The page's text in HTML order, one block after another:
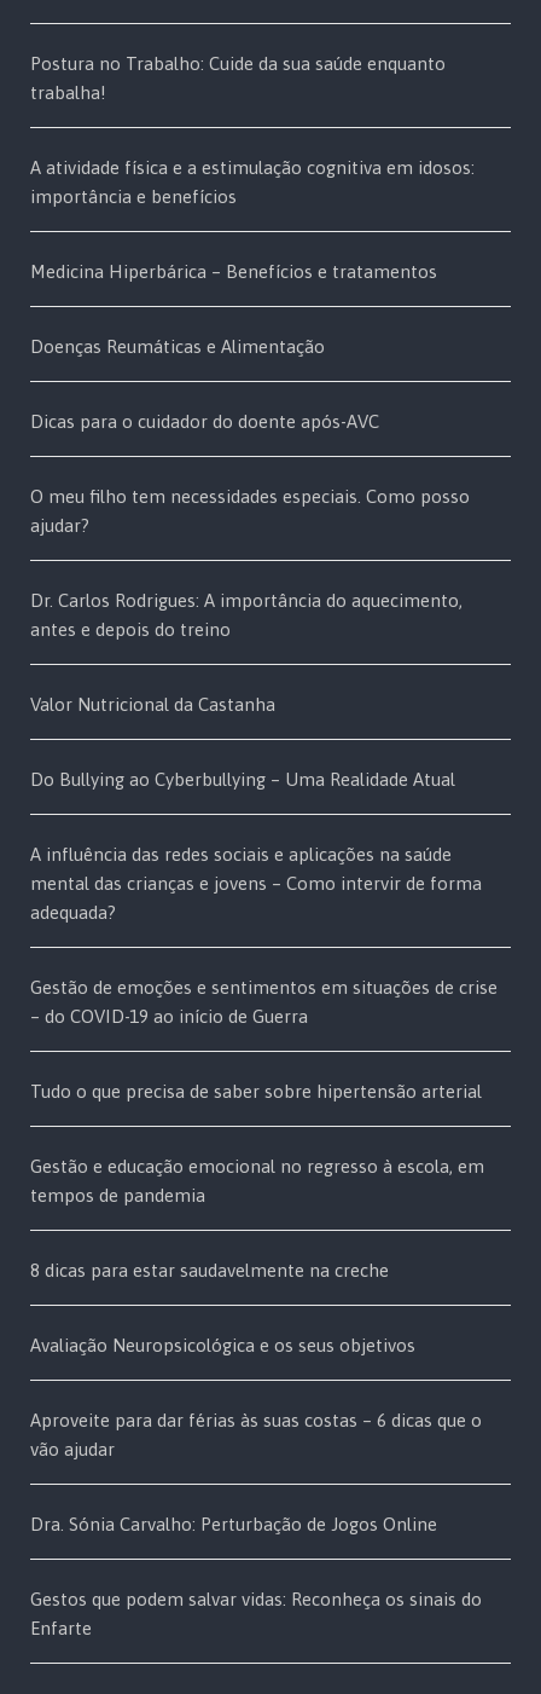
Postura no Trabalho: Cuide da sua saúde enquanto
trabalha!
A atividade física e a estimulação cognitiva em idosos:
importância e benefícios
Medicina Hiperbárica – Benefícios e tratamentos
Doenças Reumáticas e Alimentação
Dicas para o cuidador do doente após-AVC
O meu filho tem necessidades especiais. Como posso
ajudar?
Dr. Carlos Rodrigues: A importância do aquecimento,
antes e depois do treino
Valor Nutricional da Castanha
Do Bullying ao Cyberbullying – Uma Realidade Atual
A influência das redes sociais e aplicações na saúde
mental das crianças e jovens – Como intervir de forma
adequada?
Gestão de emoções e sentimentos em situações de crise
– do COVID-19 ao início de Guerra
Tudo o que precisa de saber sobre hipertensão arterial
Gestão e educação emocional no regresso à escola, em
tempos de pandemia
8 dicas para estar saudavelmente na creche
Avaliação Neuropsicológica e os seus objetivos
Aproveite para dar férias às suas costas – 6 dicas que o
vão ajudar
Dra. Sónia Carvalho: Perturbação de Jogos Online
Gestos que podem salvar vidas: Reconheça os sinais do
Enfarte